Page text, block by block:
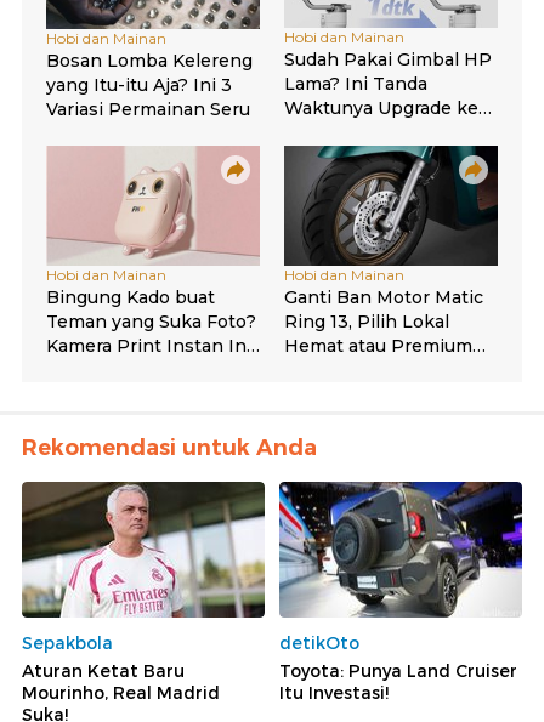
Rekomendasi untuk Anda
Sepakbola
Aturan Ketat Baru
Mourinho, Real Madrid
Suka!
detikOto
Toyota: Punya Land Cruiser
Itu Investasi!